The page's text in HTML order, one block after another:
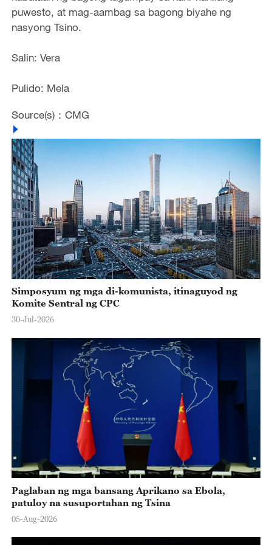
puwesto, at mag-aambag sa bagong biyahe ng
nasyong Tsino.
Salin: Vera
Pulido: Mela
Source(s)：CMG
Simposyum ng mga di-komunista, itinaguyod ng
Komite Sentral ng CPC
30-Jul-2026
Paglaban ng mga bansang Aprikano sa Ebola,
patuloy na susuportahan ng Tsina
05-Aug-2026